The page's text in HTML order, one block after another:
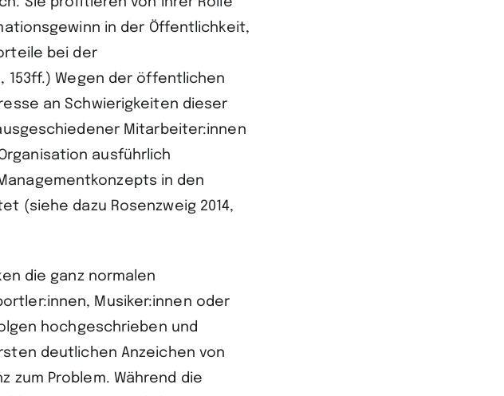
in der Öffentlichkeit,
bei der
153ff.) Wegen der öffentlichen
an Schwierigkeiten dieser
Mitarbeiter:innen
ausführlich
in den
(siehe dazu Rosenzweig 2014,
die ganz normalen
Musiker:innen oder
hochgeschrieben und
deutlichen Anzeichen von
zum Problem. Während die